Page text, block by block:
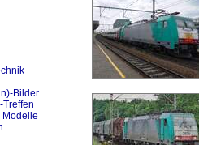
Bilder
Treffen
Modelle